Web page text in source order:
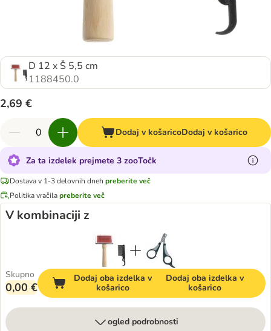
D 12 x Š 5,5 cm
1188450.0
2,69 €
Dodaj v košaricoDodaj v košarico
Za ta izdelek prejmete 3 zooTočk
Dostava v 1-3 delovnih dneh preberite več
Politika vračilapreberite več
V kombinaciji z
Skupno
0,00 €
Dodaj oba izdelka v
košarico
Dodaj oba izdelka v
košarico
ogled podrobnosti